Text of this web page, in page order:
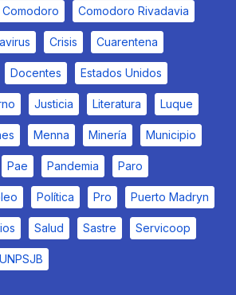
Comodoro Comodoro Rivadavia
Crisis Cuarentena
Docentes Estados Unidos
Justicia Literatura Luque
Menna Minería Municipio
Pae Pandemia Paro
Política Pro Puerto Madryn
Salud Sastre Servicoop
UNPSJB